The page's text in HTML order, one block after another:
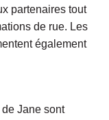
partenaires tout
de rue. Les
également
Jane sont